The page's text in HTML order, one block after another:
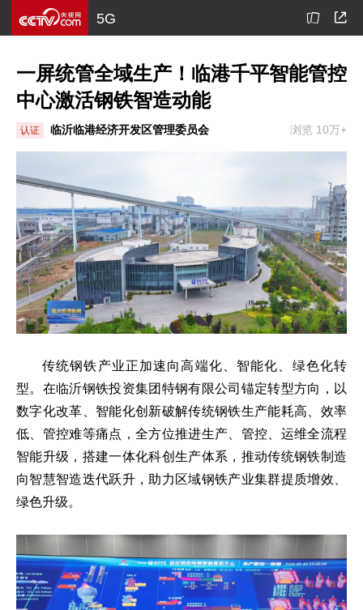
5G
一屏统管全域生产！临港千平智能管控
中心激活钢铁智造动能
认证 临沂临港经济开发区管理委员会 浏览 10万+
传统钢铁产业正加速向高端化、智能化、绿色化转
型。在临沂钢铁投资集团特钢有限公司锚定转型方向，以
数字化改革、智能化创新破解传统钢铁生产能耗高、效率
低、管控难等痛点，全方位推进生产、管控、运维全流程
智能升级，搭建一体化科创生产体系，推动传统钢铁制造
向智慧智造迭代跃升，助力区域钢铁产业集群提质增效、
绿色升级。